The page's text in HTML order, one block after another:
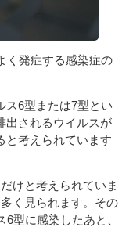
く発症する感染症の
ス6型または7型とい
出されるウイルスが
と考えられています
けと考えられていま
く見られます。その
型に感染したあと、